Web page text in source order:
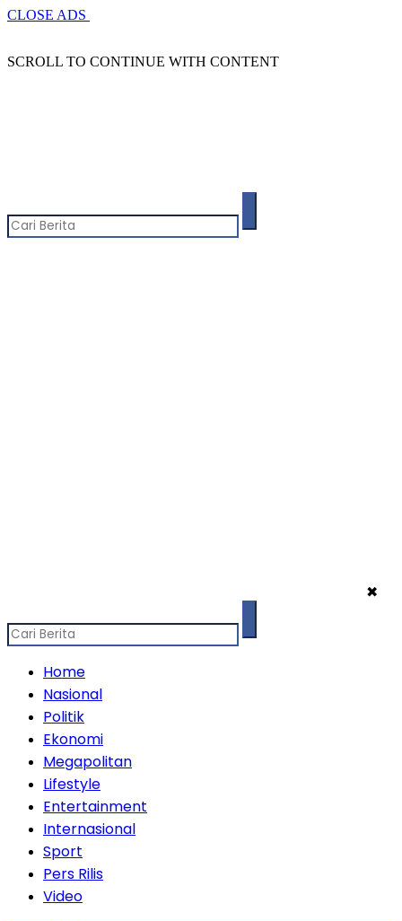
CLOSE ADS
SCROLL TO CONTINUE WITH CONTENT
✖
Home
Nasional
Politik
Ekonomi
Megapolitan
Lifestyle
Entertainment
Internasional
Sport
Pers Rilis
Video